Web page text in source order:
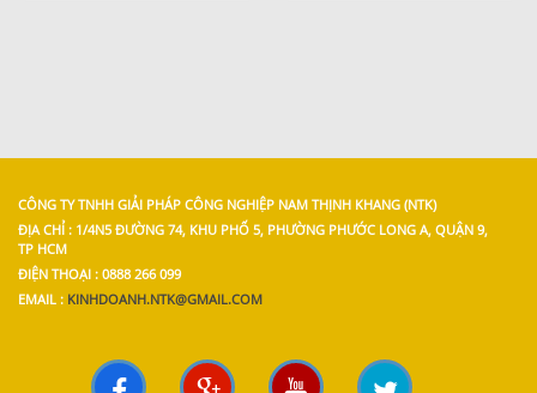
CÔNG TY TNHH GIẢI PHÁP CÔNG NGHIỆP NAM THỊNH KHANG (NTK)
ĐỊA CHỈ : 1/4N5 ĐƯỜNG 74, KHU PHỐ 5, PHƯỜNG PHƯỚC LONG A, QUẬN 9,
TP HCM
ĐIỆN THOẠI : 0888 266 099
EMAIL : KINHDOANH.NTK@GMAIL.COM